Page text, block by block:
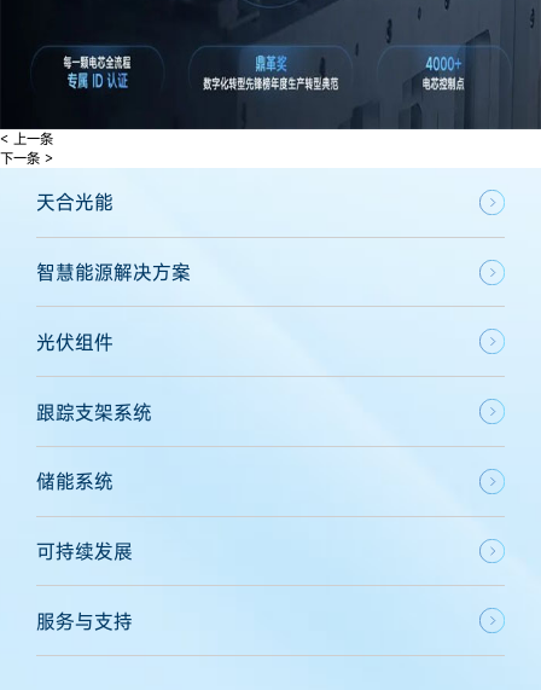
< 上一条
下一条 >
天合光能
智慧能源解决方案
光伏组件
跟踪支架系统
储能系统
可持续发展
服务与支持